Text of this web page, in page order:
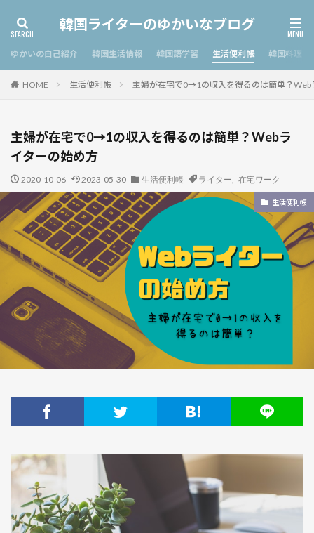
韓国ライターのゆかいなブログ
ゆかいの自己紹介 韓国生活情報 韓国語学習 生活便利帳 韓国料理
HOME 生活便利帳 主婦が在宅で0→1の収入を得るのは簡単？Web
主婦が在宅で0→1の収入を得るのは簡単？Webラ
イターの始め方
2020-10-06 2023-05-30 生活便利帳 ライター 在宅ワーク
生活便利帳